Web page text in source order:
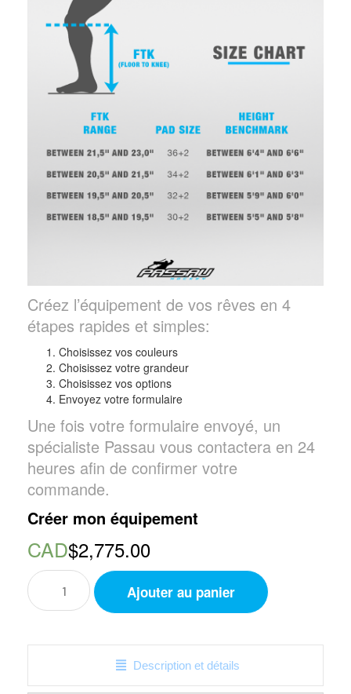
Créez l’équipement de vos rêves en 4
étapes rapides et simples:
Choisissez vos couleurs
Choisissez votre grandeur
Choisissez vos options
Envoyez votre formulaire
Une fois votre formulaire envoyé, un
spécialiste Passau vous contactera en 24
heures afin de confirmer votre
commande.
Créer mon équipement
CAD$2,775.00
quantité
de
Ensemble
-
Ajouter au panier
Description et détails